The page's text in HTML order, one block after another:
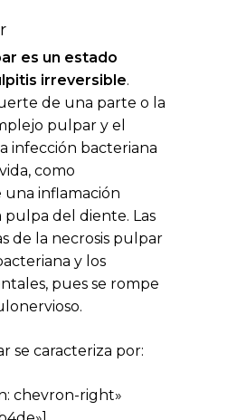
es un estado
irreversible.
de una parte o la
pulpar y el
infección bacteriana
como
una inflamación
del diente. Las
de la necrosis pulpar
y los
pues se rompe
se caracteriza por:
chevron-right»